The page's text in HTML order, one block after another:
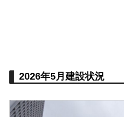
2026年5月建設状況